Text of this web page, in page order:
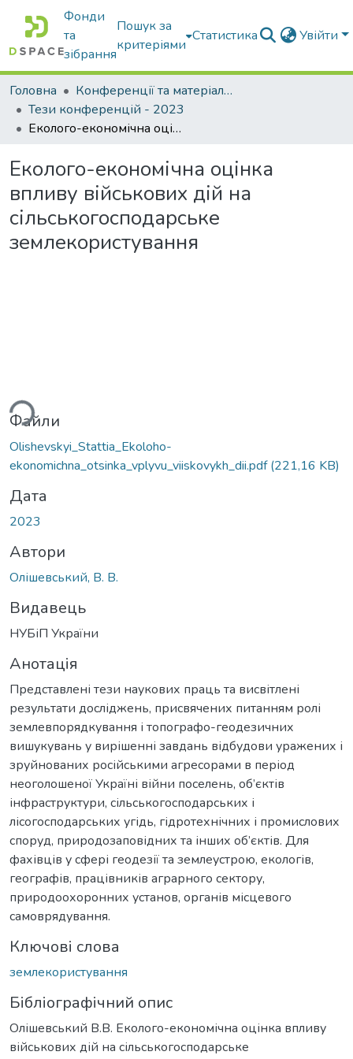
Фонди
та
зібрання
Пошук за
критеріями
Статистика Увійти
Головна
Конференції та матеріали конференцій
Тези конференцій - 2023
Еколого-економічна оцінка впливу військових дій на сільськогосподарське землекористування
Еколого-економічна оцінка
впливу військових дій на
сільськогосподарське
землекористування
Файли
Olishevskyi_Stattia_Ekoloho-
ekonomichna_otsinka_vplyvu_viiskovykh_dii.pdf(221,16 KB)
Дата
2023
Автори
Олішевський, В. В.
Видавець
НУБіП України
Анотація
Представлені тези наукових праць та висвітлені
результати досліджень, присвячених питанням ролі
землевпорядкування і топографо-геодезичних
вишукувань у вирішенні завдань відбудови уражених і
зруйнованих російськими агресорами в період
неоголошеної Україні війни поселень, об’єктів
інфраструктури, сільськогосподарських і
лісогосподарських угідь, гідротехнічних і промислових
споруд, природозаповідних та інших об’єктів. Для
фахівців у сфері геодезії та землеустрою, екологів,
географів, працівників аграрного сектору,
природоохоронних установ, органів місцевого
самоврядування.
Ключові слова
землекористування
Бібліографічний опис
Олішевський В.В. Еколого-економічна оцінка впливу
військових дій на сільськогосподарське